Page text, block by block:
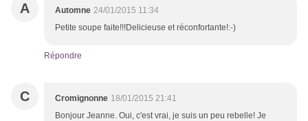
A Automne 24/01/2015 11:34
Petite soupe faite!!!Delicieuse et réconfortante!:-)
Répondre
C Cromignonne 18/01/2015 21:41
Bonjour Jeanne. Oui, c'est vrai, je suis un peu rebelle! Je